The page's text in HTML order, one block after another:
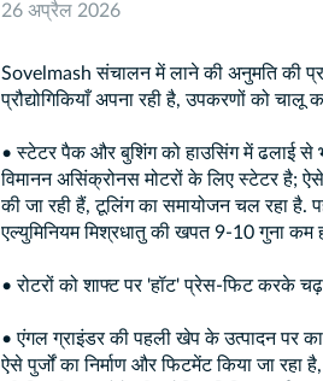
26 अप्रैल 2026
Sovelmash संचालन में लाने की अनुमति की
प्रौद्योगिकियाँ अपना रही है, उपकरणों को
• स्टेटर पैक और बुशिंग को हाउसिंग में ढलाई
विमानन असिंक्रोनस मोटरों के लिए स्टेटर है; ऐसे
की जा रही हैं, टूलिंग का समायोजन चल रहा
एल्युमिनियम मिश्रधातु की खपत 9-10 गुना कम
• रोटरों को शाफ्ट पर 'हॉट' प्रेस-फिट करके
• एंगल ग्राइंडर की पहली खेप के उत्पादन पर
ऐसे पुर्जों का निर्माण और फिटमेंट किया जा